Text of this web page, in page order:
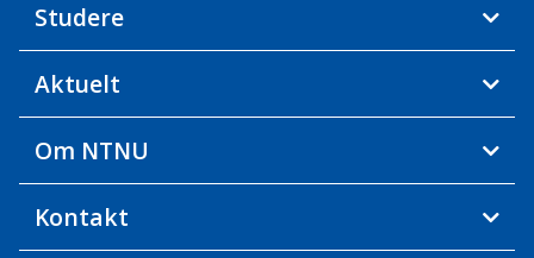
Studere
Aktuelt
Om NTNU
Kontakt